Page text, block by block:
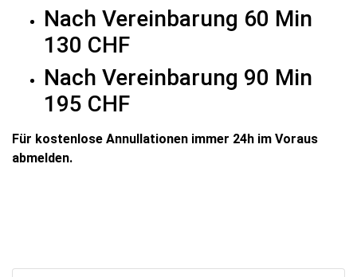
Nach Vereinbarung 60 Min
130 CHF
Nach Vereinbarung 90 Min
195 CHF
Für kostenlose Annullationen immer 24h im Voraus
abmelden.